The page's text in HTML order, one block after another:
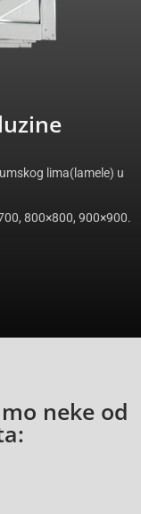
lima(lamele) u
800×800, 900×900.
neke od